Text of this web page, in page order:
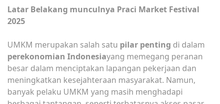
Latar Belakang munculnya Praci Market Festival
2025
UMKM merupakan salah satu pilar penting di dalam
perekonomian Indonesiayang memegang peranan
besar dalam menciptakan lapangan pekerjaan dan
meningkatkan kesejahteraan masyarakat. Namun,
banyak pelaku UMKM yang masih menghadapi